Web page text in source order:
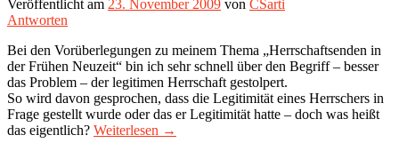
Veröffentlicht am 23. November 2009 von CSarti
Antworten
Bei den Vorüberlegungen zu meinem Thema „Herrschaftsenden in
der Frühen Neuzeit“ bin ich sehr schnell über den Begriff – besser
das Problem – der legitimen Herrschaft gestolpert.
So wird davon gesprochen, dass die Legitimität eines Herrschers in
Frage gestellt wurde oder das er Legitimität hatte – doch was heißt
das eigentlich? Weiterlesen →